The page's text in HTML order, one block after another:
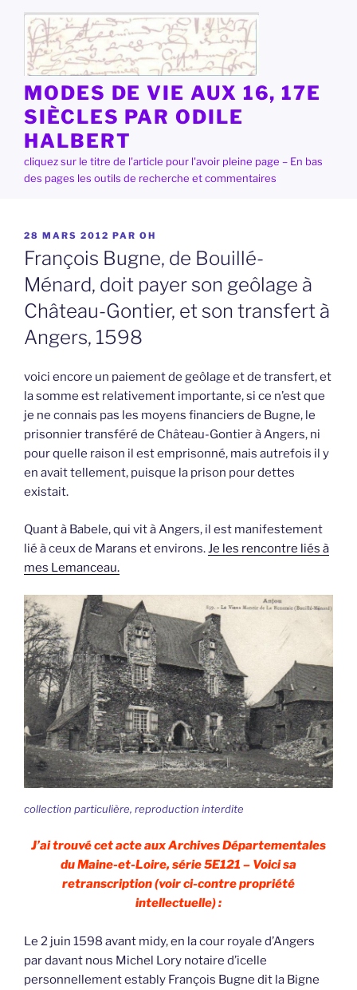
contenu
principal
MODES DE VIE AUX 16, 17E
SIÈCLES PAR ODILE
HALBERT
cliquez sur le titre de l'article pour l'avoir pleine page – En bas
des pages les outils de recherche et commentaires
PUBLIÉ
LE
28 MARS 2012 PAR OH
François Bugne, de Bouillé-
Ménard, doit payer son geôlage à
Château-Gontier, et son transfert à
Angers, 1598
voici encore un paiement de geôlage et de transfert, et
la somme est relativement importante, si ce n’est que
je ne connais pas les moyens financiers de Bugne, le
prisonnier transféré de Château-Gontier à Angers, ni
pour quelle raison il est emprisonné, mais autrefois il y
en avait tellement, puisque la prison pour dettes
existait.
Quant à Babele, qui vit à Angers, il est manifestement
lié à ceux de Marans et environs.Je les rencontre liés à
mes Lemanceau.
collection particulière, reproduction interdite
J’ai trouvé cet acte aux Archives Départementales
du Maine-et-Loire, série 5E121 – Voici sa
retranscription (voir ci-contre propriété
intellectuelle) :
Le 2 juin 1598 avant midy, en la cour royale d’Angers
par davant nous Michel Lory notaire d’icelle
personnellement estably François Bugne dit la Bigne